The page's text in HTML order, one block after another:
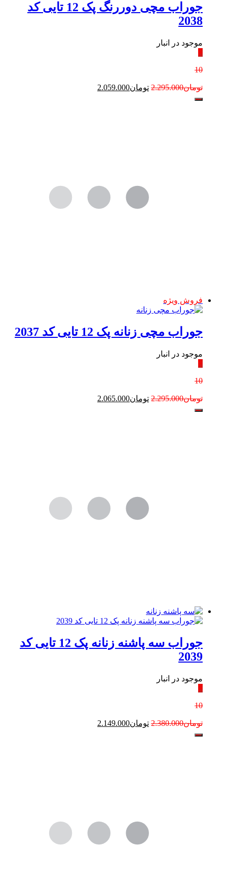
جوراب مچی دوررنگ پک 12 تایی کد
2038
موجود در انبار
٪
10
تومان2.295.000 تومان2.059.000
فروش ویژه
جوراب مچی زنانه پک 12 تایی کد 2037
موجود در انبار
٪
10
تومان2.295.000 قیمت
تومان2.065.000
جوراب سه پاشنه زنانه پک 12 تایی کد
2039
موجود در انبار
٪
10
تومان2.380.000 تومان2.149.000